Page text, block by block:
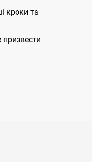
кроки та
призвести